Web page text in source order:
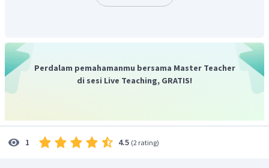
Larutan elektrolit terner dapat menjadi terion dengan 3
partikel
Perdalam pemahamanmu bersama Master Teacher
di sesi Live Teaching, GRATIS!
1 4.5 (2 rating)